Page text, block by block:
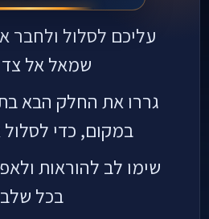
עליכם לסלול ולחבר
שמאל אל צד
גררו את החלק הבא
במקום, כדי
שימו לב להוראות
בכל